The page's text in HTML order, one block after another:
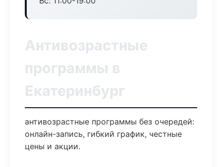
Антивозрастные
программы в
Екатеринбург
антивозрастные программы без очередей:
онлайн-запись, гибкий график, честные
цены и акции.